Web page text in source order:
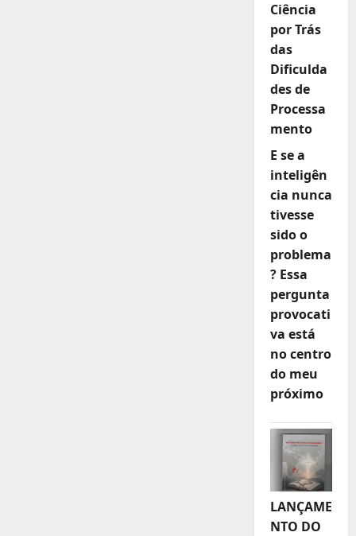
Ciência
por Trás
das
Dificulda
des de
Processa
mento
E se a
inteligên
cia nunca
tivesse
sido o
problema
? Essa
pergunta
provocati
va está
no centro
do meu
próximo
LANÇAME
NTO DO